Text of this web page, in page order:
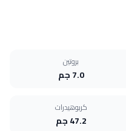
بروتين
7.0 جم
كربوهيدرات
47.2 جم